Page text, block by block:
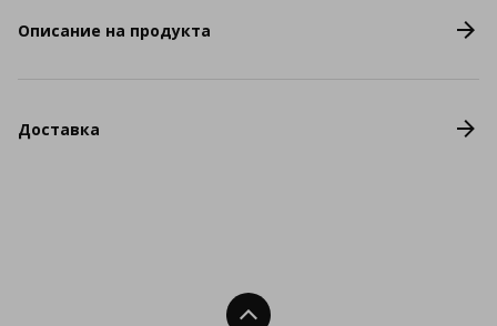
Описание на продукта
Доставка
Нагоре